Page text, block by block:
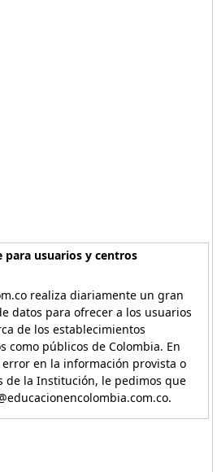
usuarios y centros
realiza diariamente un gran
datos para ofrecer a los usuarios
de los establecimientos
como públicos de Colombia. En
en la información provista o
de la Institución, le pedimos que